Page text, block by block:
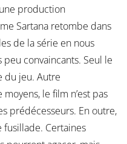
production
Sartana retombe dans
de la série en nous
peu convaincants. Seul le
du jeu. Autre
le film n’est pas
prédécesseurs. En outre,
Certaines